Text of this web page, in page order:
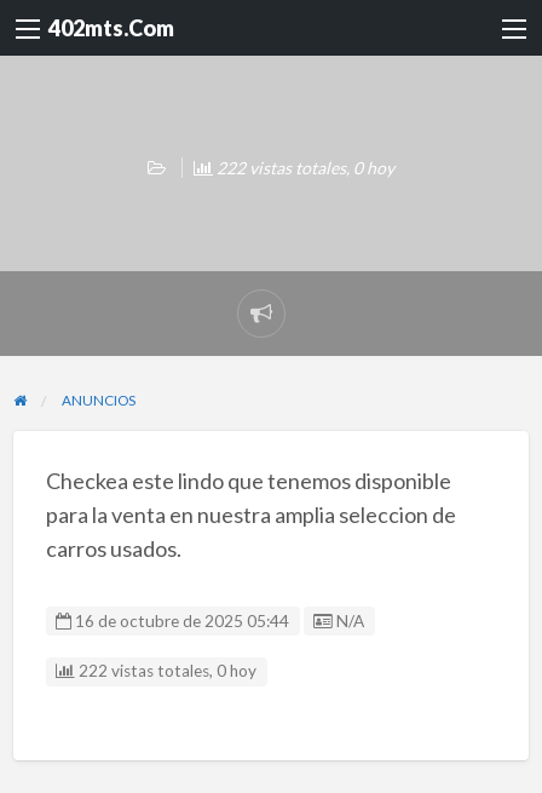
402mts.Com
222 vistas totales, 0 hoy
Reportar
problema
ANUNCIOS
Checkea este lindo que tenemos disponible
para la venta en nuestra amplia seleccion de
carros usados.
16 de octubre de 2025 05:44 Listing ID
N/A
222 vistas totales, 0 hoy